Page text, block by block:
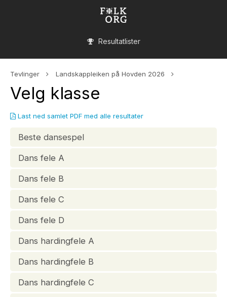
Resultatlister
Tevlinger Landskappleiken på Hovden 2026
Velg klasse
Last ned samlet PDF med alle resultater
Beste dansespel
Dans fele A
Dans fele B
Dans fele C
Dans fele D
Dans hardingfele A
Dans hardingfele B
Dans hardingfele C